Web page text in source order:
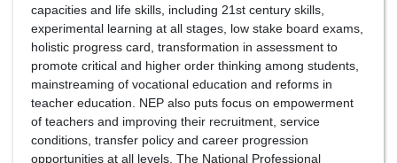
capacities and life skills, including 21st century skills,
experimental learning at all stages, low stake board exams,
holistic progress card, transformation in assessment to
promote critical and higher order thinking among students,
mainstreaming of vocational education and reforms in
teacher education. NEP also puts focus on empowerment
of teachers and improving their recruitment, service
conditions, transfer policy and career progression
opportunities at all levels. The National Professional